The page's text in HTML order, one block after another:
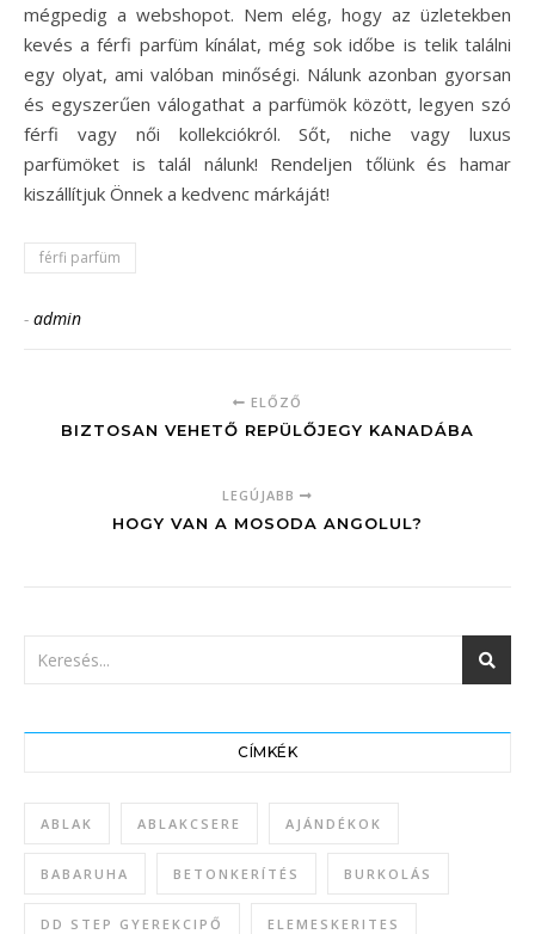
mégpedig a webshopot. Nem elég, hogy az üzletekben
kevés a férfi parfüm kínálat, még sok időbe is telik találni
egy olyat, ami valóban minőségi. Nálunk azonban gyorsan
és egyszerűen válogathat a parfümök között, legyen szó
férfi vagy női kollekciókról. Sőt, niche vagy luxus
parfümöket is talál nálunk! Rendeljen tőlünk és hamar
kiszállítjuk Önnek a kedvenc márkáját!
férfi parfüm
- admin
ELŐZŐ
BIZTOSAN VEHETŐ REPÜLŐJEGY KANADÁBA
LEGÚJABB
HOGY VAN A MOSODA ANGOLUL?
CÍMKÉK
ABLAK ABLAKCSERE AJÁNDÉKOK
BABARUHA BETONKERÍTÉS BURKOLÁS
DD STEP GYEREKCIPŐ ELEMESKERITES